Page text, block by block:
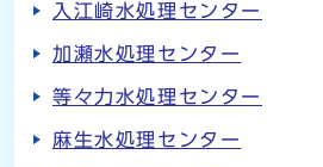
入江崎水処理センター
加瀬水処理センター
等々力水処理センター
麻生水処理センター